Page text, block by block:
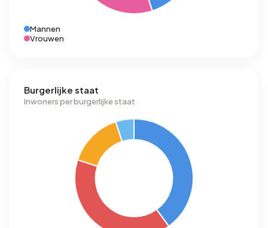
Mannen
Vrouwen
Burgerlijke staat
Inwoners per burgerlijke staat